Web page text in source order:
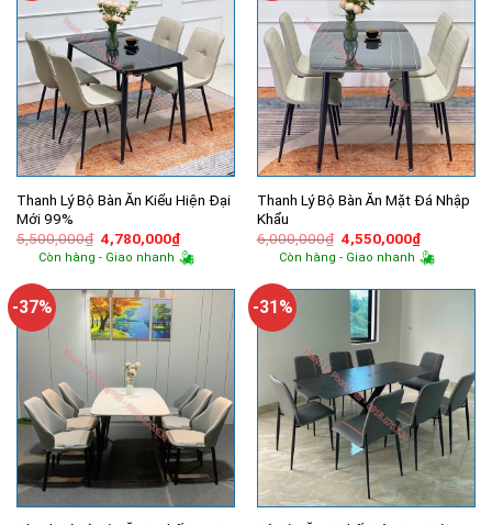
Thanh Lý Bộ Bàn Ăn Kiểu Hiện Đại
Mới 99%
5,500,000₫ Giá
gốc
là:
4,780,000₫Giá
hiện
tại
4,780,000₫.
Còn hàng - Giao nhanh
Thanh Lý Bộ Bàn Ăn Mặt Đá Nhập
Khẩu
6,000,000₫ Giá
gốc
là:
4,550,000₫Giá
hiện
tại
Còn hàng - Giao nhanh
-37% -31%